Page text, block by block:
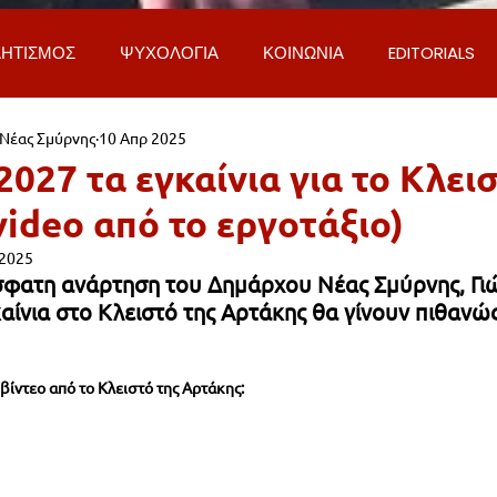
ΨΥΧΟΛΟΓΙΑ ΚΟΙΝΩΝΙΑ EDITORIALS
& ΑΠΟΨΕΙΣ
ΕΠΙΣΤΗΜΗ & ΤΕΧΝΟΛΟΓΙΑ ΦΥΣΗ &
& ΔΡΟΜΟΙ ΕΡΓΑ & ΥΠΟΔΟΜΕΣ
τα εγκαίνια για το
από το εργοτάξιο)
Σμύρνης 10 Απρ 2025
ανάρτηση του Δημάρχου Νέας Σμύρνης,
στο Κλειστό της Αρτάκης θα γίνουν
από το Κλειστό της Αρτάκης: